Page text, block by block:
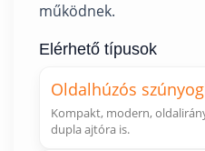
működnek.
Elérhető típusok
Oldalhúzós
Kompakt, modern,
dupla ajtóra is.